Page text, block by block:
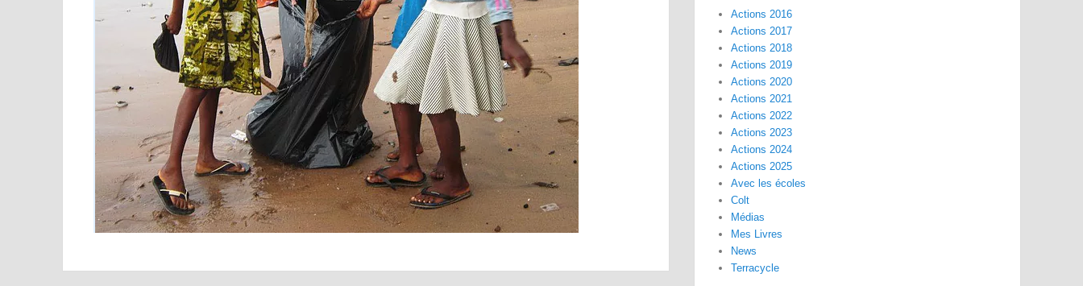
Actions 2016
Actions 2017
Actions 2018
Actions 2019
Actions 2020
Actions 2021
Actions 2022
Actions 2023
Actions 2024
Actions 2025
Avec les écoles
Colt
Médias
Mes Livres
News
Terracycle